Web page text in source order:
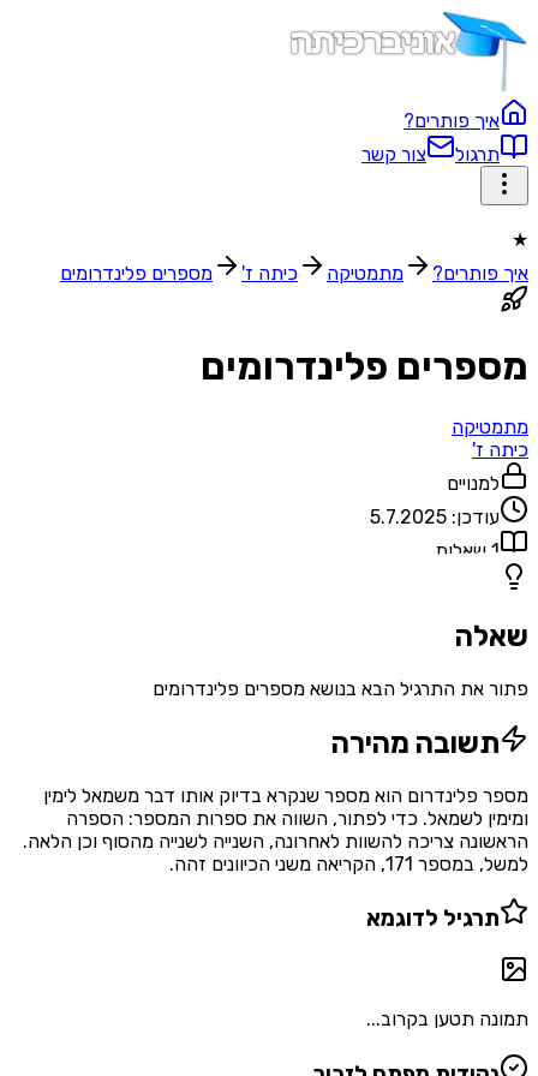
איך פותרים?
תרגול
צור קשר
★
איך פותרים?
מתמטיקה כיתה ז' מספרים פלינדרומים
מספרים פלינדרומים
מתמטיקה
כיתה ז'
למנויים
עודכן: 5.7.2025
1 שאלות
שאלה
פתור את התרגיל הבא בנושא מספרים פלינדרומים
תשובה מהירה
מספר פלינדרום הוא מספר שנקרא בדיוק אותו דבר משמאל לימין
ומימין לשמאל. כדי לפתור, השווה את ספרות המספר: הספרה
הראשונה צריכה להשוות לאחרונה, השנייה לשנייה מהסוף וכן הלאה.
למשל, במספר 171, הקריאה משני הכיוונים זהה.
תרגיל לדוגמא
תמונה תטען בקרוב...